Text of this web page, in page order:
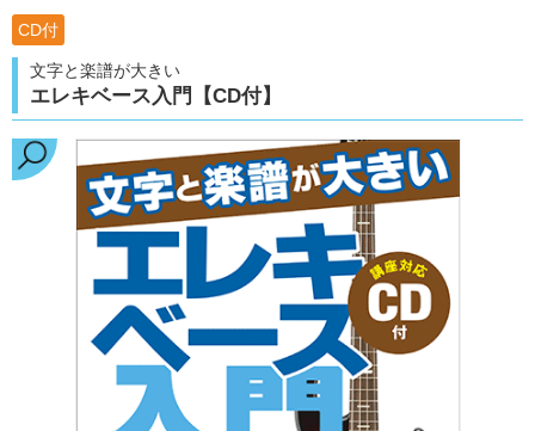
CD付
文字と楽譜が大きい
エレキベース入門【CD付】